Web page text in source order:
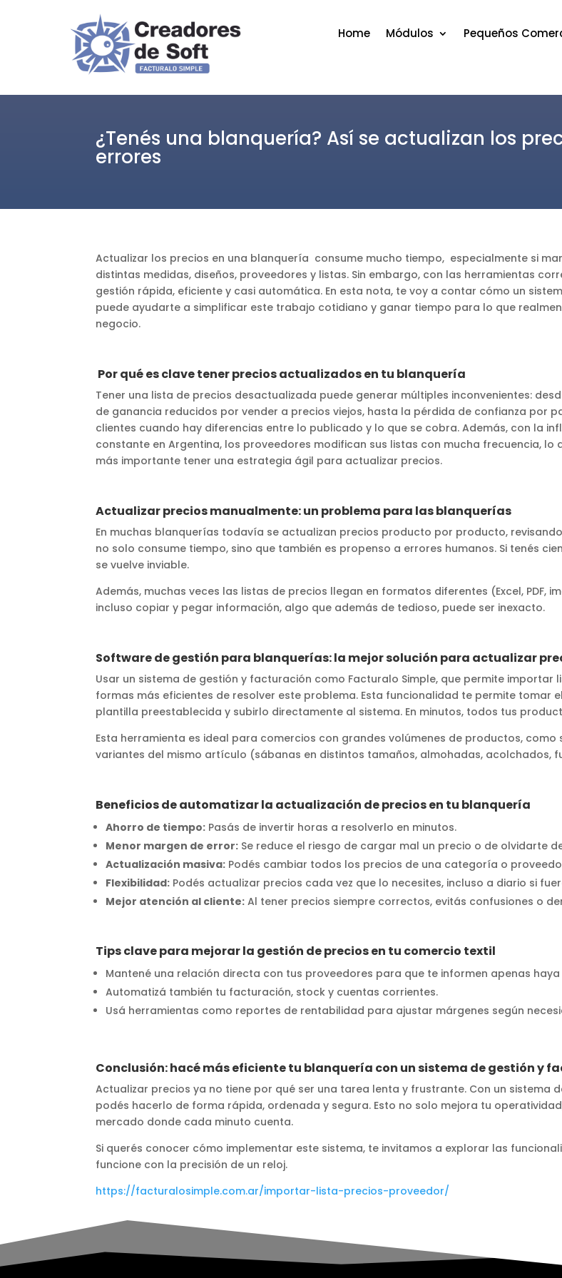
Home Módulos Pequeños
¿Tenés una blanquería? Así se actualizan los
errores
Actualizar los precios en una blanquería consume mucho tiempo, especialmente si
distintas medidas, diseños, proveedores y listas. Sin embargo, con las herramientas
gestión rápida, eficiente y casi automática. En esta nota, te voy a contar cómo un
puede ayudarte a simplificar este trabajo cotidiano y ganar tiempo para lo que
negocio.
Por qué es clave tener precios actualizados en tu blanquería
Tener una lista de precios desactualizada puede generar múltiples inconvenientes:
de ganancia reducidos por vender a precios viejos, hasta la pérdida de confianza por
clientes cuando hay diferencias entre lo publicado y lo que se cobra. Además, con la
constante en Argentina, los proveedores modifican sus listas con mucha frecuencia, lo
más importante tener una estrategia ágil para actualizar precios.
Actualizar precios manualmente: un problema para las blanquerías
En muchas blanquerías todavía se actualizan precios producto por producto,
no solo consume tiempo, sino que también es propenso a errores humanos. Si tenés
se vuelve inviable.
Además, muchas veces las listas de precios llegan en formatos diferentes (Excel, PDF,
incluso copiar y pegar información, algo que además de tedioso, puede ser inexacto.
Software de gestión para blanquerías: la mejor solución para actualizar
Usar un sistema de gestión y facturación como Facturalo Simple, que permite importar
formas más eficientes de resolver este problema. Esta funcionalidad te permite tomar
plantilla preestablecida y subirlo directamente al sistema. En minutos, todos tus
Esta herramienta es ideal para comercios con grandes volúmenes de productos,
variantes del mismo artículo (sábanas en distintos tamaños, almohadas, acolchados,
Beneficios de automatizar la actualización de precios en tu blanquería
Ahorro de tiempo: Pasás de invertir horas a resolverlo en minutos.
Menor margen de error: Se reduce el riesgo de cargar mal un precio o de olvidarte
Actualización masiva: Podés cambiar todos los precios de una categoría o
Flexibilidad: Podés actualizar precios cada vez que lo necesites, incluso a diario si
Mejor atención al cliente: Al tener precios siempre correctos, evitás confusiones o
Tips clave para mejorar la gestión de precios en tu comercio textil
Mantené una relación directa con tus proveedores para que te informen apenas
Automatizá también tu facturación, stock y cuentas corrientes.
Usá herramientas como reportes de rentabilidad para ajustar márgenes según
Conclusión: hacé más eficiente tu blanquería con un sistema de gestión y
Actualizar precios ya no tiene por qué ser una tarea lenta y frustrante. Con un
podés hacerlo de forma rápida, ordenada y segura. Esto no solo mejora tu
mercado donde cada minuto cuenta.
Si querés conocer cómo implementar este sistema, te invitamos a explorar las
funcione con la precisión de un reloj.
https://facturalosimple.com.ar/importar-lista-precios-proveedor/